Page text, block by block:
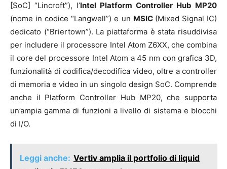
[SoC] “Lincroft”), l’Intel Platform Controller Hub MP20
(nome in codice “Langwell”) e un MSIC (Mixed Signal IC)
dedicato (“Briertown”). La piattaforma è stata risuddivisa
per includere il processore Intel Atom Z6XX, che combina
il core del processore Intel Atom a 45 nm con grafica 3D,
funzionalità di codifica/decodifica video, oltre a controller
di memoria e video in un singolo design SoC. Comprende
anche il Platform Controller Hub MP20, che supporta
un’ampia gamma di funzioni a livello di sistema e blocchi
di I/O.
Leggi anche: Vertiv amplia il portfolio di liquid